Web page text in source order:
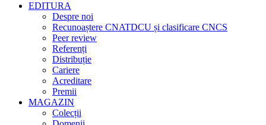
EDITURA
Despre noi
Recunoaștere CNATDCU și clasificare CNCS
Peer review
Referenți
Distribuție
Cariere
Acreditare
Premii
MAGAZIN
Colecții